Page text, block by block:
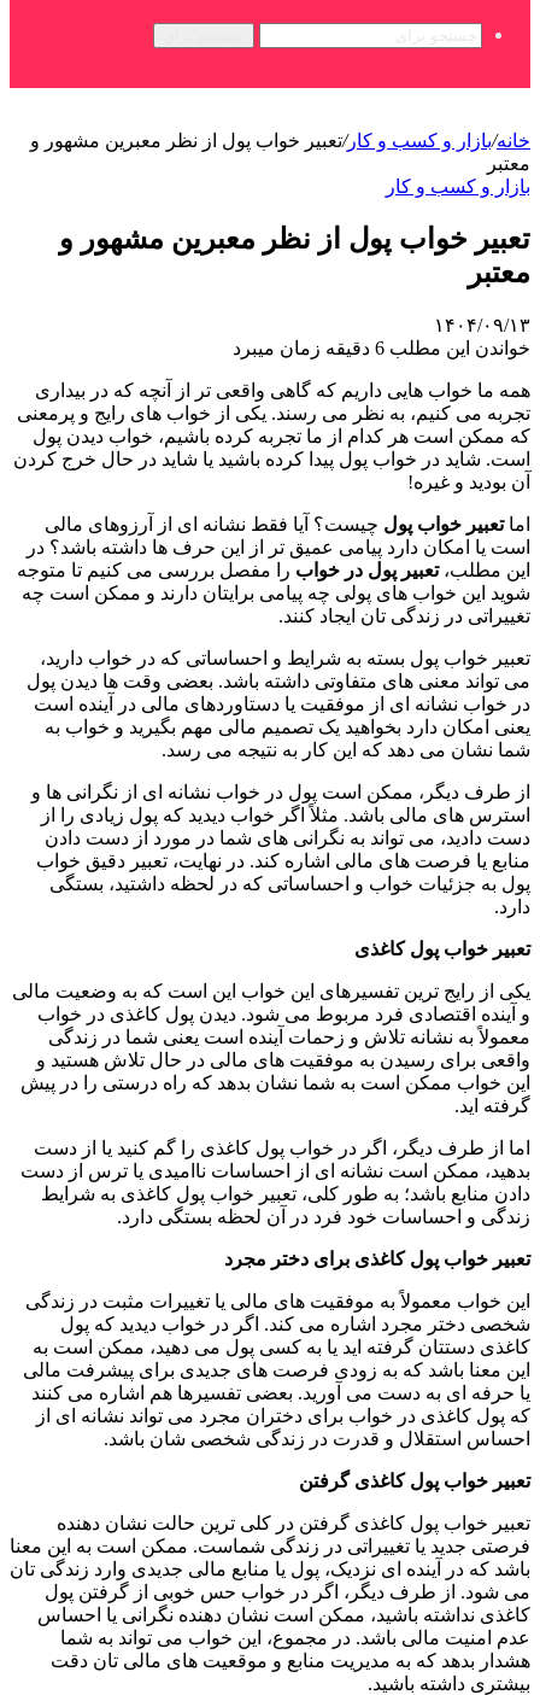
خانه/بازار و کسب و کار/تعبیر خواب پول از نظر معبرین مشهور و
معتبر
بازار و کسب و کار
تعبیر خواب پول از نظر معبرین مشهور و
معتبر
۱۴۰۴/۰۹/۱۳
خواندن این مطلب 6 دقیقه زمان میبرد
همه ما خواب هایی داریم که گاهی واقعی ‌تر از آنچه که در بیداری
تجربه می ‌کنیم، به نظر می رسند. یکی از خواب های رایج و پرمعنی
که ممکن است هر کدام از ما تجربه کرده باشیم، خواب دیدن پول
است. شاید در خواب پول پیدا کرده باشید یا شاید در حال خرج کردن
آن بودید و غیره!
اماتعبير خواب پول چیست؟ آیا فقط نشانه ای از آرزوهای مالی
است یا امکان دارد پیامی عمیق ‌تر از این حرف ها داشته باشد؟ در
این مطلب،تعبیر پول در خواب را مفصل بررسی می کنیم تا متوجه
شوید این خواب های پولی چه پیامی برایتان دارند و ممکن است چه
تغییراتی در زندگی تان ایجاد کنند.
تعبیر خواب پول بسته به شرایط و احساساتی که در خواب دارید،
می تواند معنی های متفاوتی داشته باشد. بعضی وقت ها دیدن پول
در خواب نشانه ‌ای از موفقیت یا دستاوردهای مالی در آینده است
یعنی امکان دارد بخواهید یک تصمیم مالی مهم بگیرید و خواب به
شما نشان می دهد که این کار به نتیجه می رسد.
از طرف دیگر، ممکن است پول در خواب نشانه ای از نگرانی ها و
استرس های مالی باشد. مثلاً اگر خواب دیدید که پول زیادی را از
دست دادید، می تواند به نگرانی های شما در مورد از دست دادن
منابع یا فرصت های مالی اشاره کند. در نهایت، تعبیر دقیق خواب
پول به جزئیات خواب و احساساتی که در لحظه داشتید، بستگی
دارد.
تعبیر خواب پول کاغذی
یکی از رایج ترین تفسیرهای این خواب این است که به وضعیت مالی
و آینده اقتصادی فرد مربوط می شود. دیدن پول کاغذی در خواب
معمولاً به نشانه تلاش و زحمات آینده ا‌ست یعنی شما در زندگی
واقعی برای رسیدن به موفقیت های مالی در حال تلاش هستید و
این خواب ممکن است به شما نشان بدهد که راه درستی را در پیش
گرفته اید.
اما از طرف دیگر، اگر در خواب پول کاغذی را گم کنید یا از دست
بدهید، ممکن است نشانه ای از احساسات ناامیدی یا ترس از دست
دادن منابع باشد؛ به طور کلی، تعبیر خواب پول کاغذی به شرایط
زندگی و احساسات خود فرد در آن لحظه بستگی دارد.
تعبیر خواب پول کاغذی برای دختر مجرد
این خواب معمولاً به موفقیت های مالی یا تغییرات مثبت در زندگی
شخصی‌ دختر مجرد اشاره می کند. اگر در خواب دیدید که پول
کاغذی دستتان گرفته اید یا به کسی پول می دهید، ممکن است به
این معنا باشد که به زودی فرصت های جدیدی برای پیشرفت مالی
یا حرفه ای به دست می آورید. بعضی تفسیرها هم اشاره می کنند
که پول کاغذی در خواب برای دختران مجرد می تواند نشانه ای از
احساس استقلال و قدرت در زندگی شخصی شان باشد.
تعبیر خواب پول کاغذی گرفتن
تعبیر خواب پول کاغذی گرفتن در کلی ‌ترین حالت نشان دهنده
فرصتی جدید یا تغییراتی در زندگی شماست. ممکن است به این معنا
باشد که در آینده ای نزدیک، پول یا منابع مالی جدیدی وارد زندگی تان
می شود. از طرف دیگر، اگر در خواب حس خوبی از گرفتن پول
کاغذی نداشته باشید، ممکن است نشان دهنده نگرانی یا احساس
عدم امنیت مالی باشد. در مجموع، این خواب می تواند به شما
هشدار بدهد که به مدیریت منابع و موقعیت های مالی تان دقت
بیشتری داشته باشید.